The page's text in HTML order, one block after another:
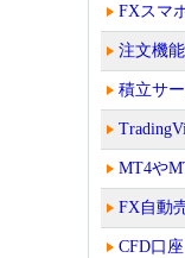
FXスマ
注文機
積立サ
MT4や
FX自動
CFD口座